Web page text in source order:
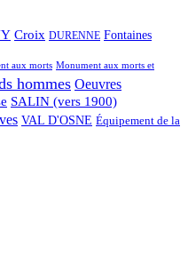
Croix DURENNE Fontaines
aux morts Monument aux morts et
hommes Oeuvres
SALIN (vers 1900)
VAL D'OSNE Équipement de la